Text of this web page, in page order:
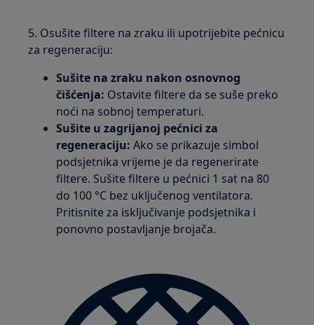
5. Osušite filtere na zraku ili upotrijebite pećnicu
za regeneraciju:
Sušite na zraku nakon osnovnog
čišćenja: Ostavite filtere da se suše preko
noći na sobnoj temperaturi.
Sušite u zagrijanoj pećnici za
regeneraciju:Ako se prikazuje simbol
podsjetnika vrijeme je da regenerirate
filtere. Sušite filtere u pećnici 1 sat na 80
do 100 °C bez uključenog ventilatora.
Pritisnite za isključivanje podsjetnika i
ponovno postavljanje brojača.